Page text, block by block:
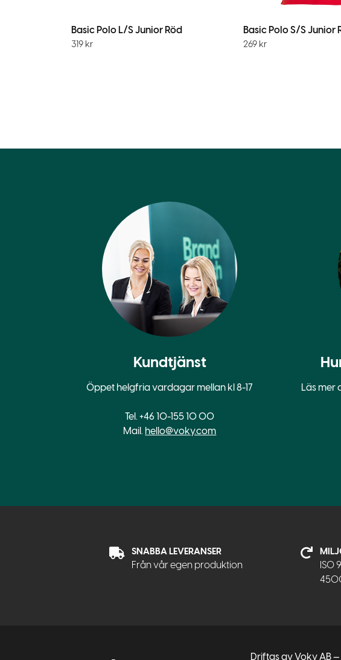
Basic Polo L/S Junior Röd
319 kr
Basic Polo S/S Junior
269 kr
Kundtjänst
Öppet helgfria vardagar mellan kl 8-17
Tel. +46 10-155 10 00
Mail. hello@voky.com
Läs mer
SNABBA LEVERANSER
Från vår egen produktion
ISO
Driftas av Voky AB